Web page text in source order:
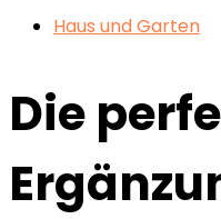
Haus und Garten
Die